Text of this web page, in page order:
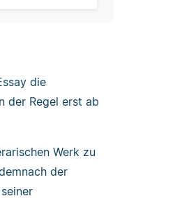
die
der Regel erst ab
Werk zu
der